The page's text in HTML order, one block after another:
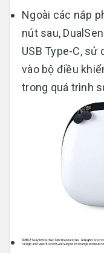
Ngoài các nắp
nút sau,
USB Type-C,
vào bộ điều
trong quá trình